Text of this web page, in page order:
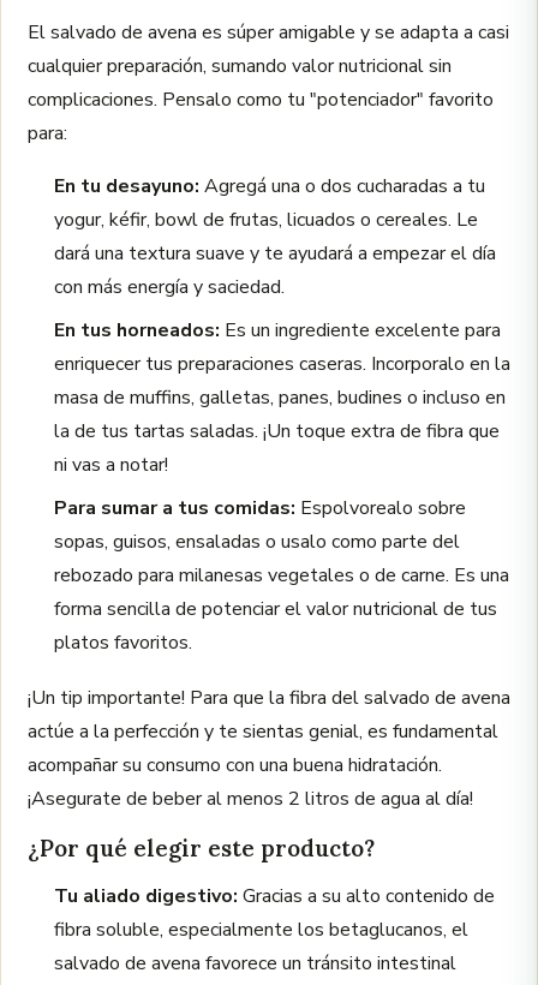
El salvado de avena es súper amigable y se adapta a casi
cualquier preparación, sumando valor nutricional sin
complicaciones. Pensalo como tu "potenciador" favorito
para:
En tu desayuno: Agregá una o dos cucharadas a tu
yogur, kéfir, bowl de frutas, licuados o cereales. Le
dará una textura suave y te ayudará a empezar el día
con más energía y saciedad.
En tus horneados: Es un ingrediente excelente para
enriquecer tus preparaciones caseras. Incorporalo en la
masa de muffins, galletas, panes, budines o incluso en
la de tus tartas saladas. ¡Un toque extra de fibra que
ni vas a notar!
Para sumar a tus comidas: Espolvorealo sobre
sopas, guisos, ensaladas o usalo como parte del
rebozado para milanesas vegetales o de carne. Es una
forma sencilla de potenciar el valor nutricional de tus
platos favoritos.
¡Un tip importante! Para que la fibra del salvado de avena
actúe a la perfección y te sientas genial, es fundamental
acompañar su consumo con una buena hidratación.
¡Asegurate de beber al menos 2 litros de agua al día!
¿Por qué elegir este producto?
Tu aliado digestivo: Gracias a su alto contenido de
fibra soluble, especialmente los betaglucanos, el
salvado de avena favorece un tránsito intestinal